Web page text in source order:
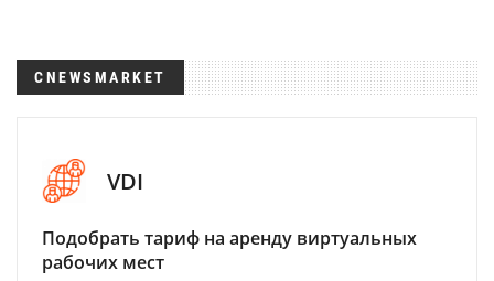
CNEWSMARKET
VDI
Подобрать тариф на аренду виртуальных
рабочих мест